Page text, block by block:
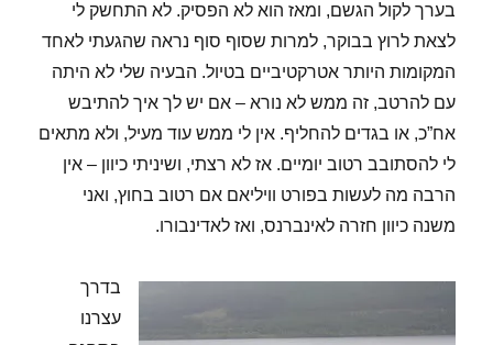
בערך לקול הגשם, ומאז הוא לא הפסיק. לא התחשק לי
לצאת לרוץ בבוקר, למרות שסוף סוף נראה שהגעתי לאחד
המקומות היותר אטרקטיביים בטיול. הבעיה שלי לא היתה
עם להרטב, זה ממש לא נורא – אם יש לך איך להתיבש
אח”כ, או בגדים להחליף. אין לי ממש עוד מעיל, ולא מתאים
לי להסתובב רטוב יומיים. אז לא רצתי, ושיניתי כיוון – אין
הרבה מה לעשות בפורט וויליאם אם רטוב בחוץ, ואני
משנה כיוון חזרה לאינברנס, ואז לאדינבורו.
בדרך
עצרנו